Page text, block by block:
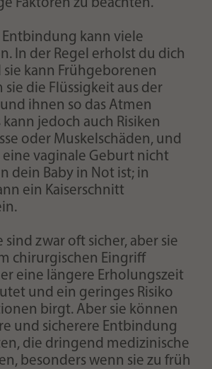
Entbindung kann viele
In der Regel erholst du dich
kann Frühgeborenen
sie die Flüssigkeit aus der
ihnen so das Atmen
jedoch auch Risiken
oder Muskelschäden, und
eine vaginale Geburt nicht
dein Baby in Not ist; in
ein Kaiserschnitt
sind zwar oft sicher, aber sie
chirurgischen Eingriff
eine längere Erholungszeit
und ein geringes Risiko
birgt. Aber sie können
und sicherere Entbindung
die dringend medizinische
besonders wenn sie zu früh